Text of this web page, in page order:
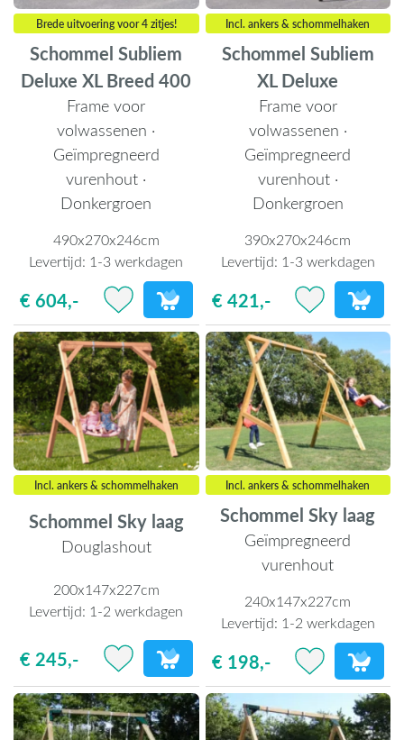
Brede uitvoering voor 4 zitjes!
Schommel Subliem
Deluxe XL Breed 400
Frame voor
volwassenen ·
Geïmpregneerd
vurenhout ·
Donkergroen
490x270x246cm
Levertijd: 1-3 werkdagen
€ 604,-
Incl. ankers & schommelhaken
Schommel Subliem
XL Deluxe
Frame voor
volwassenen ·
Geïmpregneerd
vurenhout ·
Donkergroen
390x270x246cm
Levertijd: 1-3 werkdagen
€ 421,-
Incl. ankers & schommelhaken
Schommel Sky laag
Douglashout
200x147x227cm
Levertijd: 1-2 werkdagen
€ 245,-
Incl. ankers & schommelhaken
Schommel Sky laag
Geïmpregneerd
vurenhout
240x147x227cm
Levertijd: 1-2 werkdagen
€ 198,-